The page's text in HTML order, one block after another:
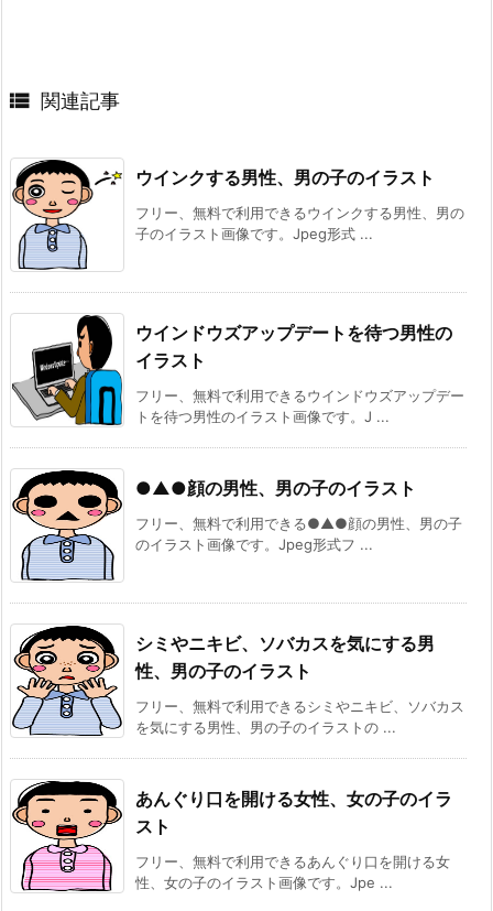
 関連記事
ウインクする男性、男の子のイラスト
フリー、無料で利用できるウインクする男性、男の
子のイラスト画像です。Jpeg形式 ...
ウインドウズアップデートを待つ男性の
イラスト
フリー、無料で利用できるウインドウズアップデー
トを待つ男性のイラスト画像です。J ...
●▲●顔の男性、男の子のイラスト
フリー、無料で利用できる●▲●顔の男性、男の子
のイラスト画像です。Jpeg形式フ ...
シミやニキビ、ソバカスを気にする男
性、男の子のイラスト
フリー、無料で利用できるシミやニキビ、ソバカス
を気にする男性、男の子のイラストの ...
あんぐり口を開ける女性、女の子のイラ
スト
フリー、無料で利用できるあんぐり口を開ける女
性、女の子のイラスト画像です。Jpe ...